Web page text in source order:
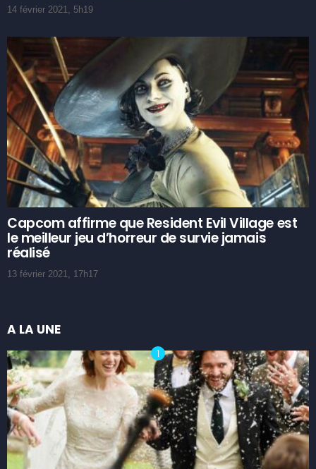
14 février 2021, 5h19
Capcom affirme que Resident Evil Village est
le meilleur jeu d’horreur de survie jamais
réalisé
13 février 2021, 17h17
A LA UNE